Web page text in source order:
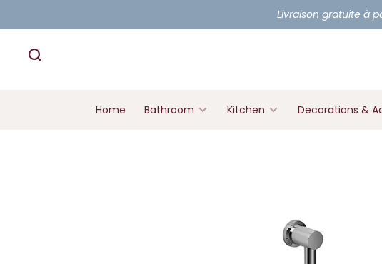
Livraison gratuite à
Home Bathroom Kitchen Decorations &